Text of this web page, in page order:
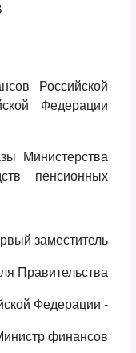
Российской
Федерации
Министерства
пенсионных
заместитель
Правительства
Федерации -
финансов